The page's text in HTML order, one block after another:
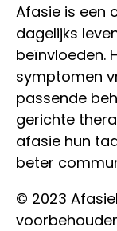
Afasie is een
dagelijks
beïnvloeden.
symptomen
passende
gerichte
afasie hun
beter
© 2023